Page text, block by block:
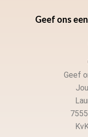
Geef ons
Geef